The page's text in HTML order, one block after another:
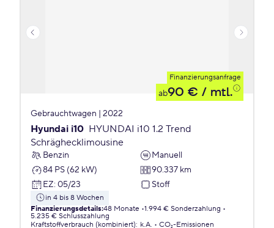
Finanzierungsanfrage
ab90 € / mtl.
Gebrauchtwagen | 2022
Hyundai i10 HYUNDAI i10 1.2 Trend
Schräghecklimousine
Benzin
Manuell
84 PS (62 kW)
90.337 km
EZ: 05/23 Stoff
in 4 bis 8 Wochen
Finanzierungsdetails:48 Monate 1.994 € Sonderzahlung
5.235 € Schlusszahlung
Kraftstoffverbrauch (kombiniert): k.A.
CO₂-Emissionen